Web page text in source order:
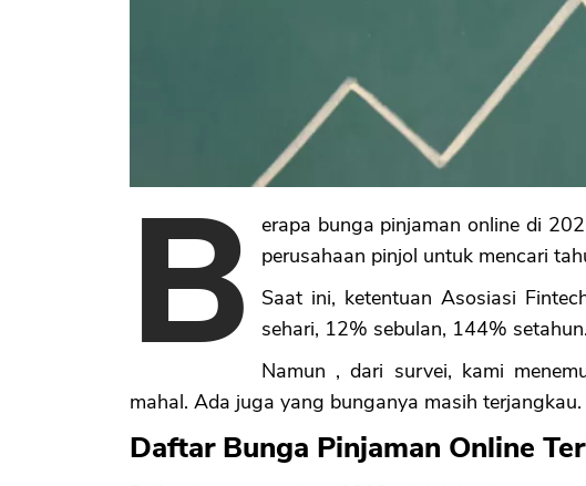
B
erapa bunga pinjaman online di
perusahaan pinjol untuk mencari
Saat ini, ketentuan Asosiasi
sehari, 12% sebulan, 144% setahun.
Namun , dari survei, kami
mahal. Ada juga yang bunganya masih terjangkau.
Daftar Bunga Pinjaman Online